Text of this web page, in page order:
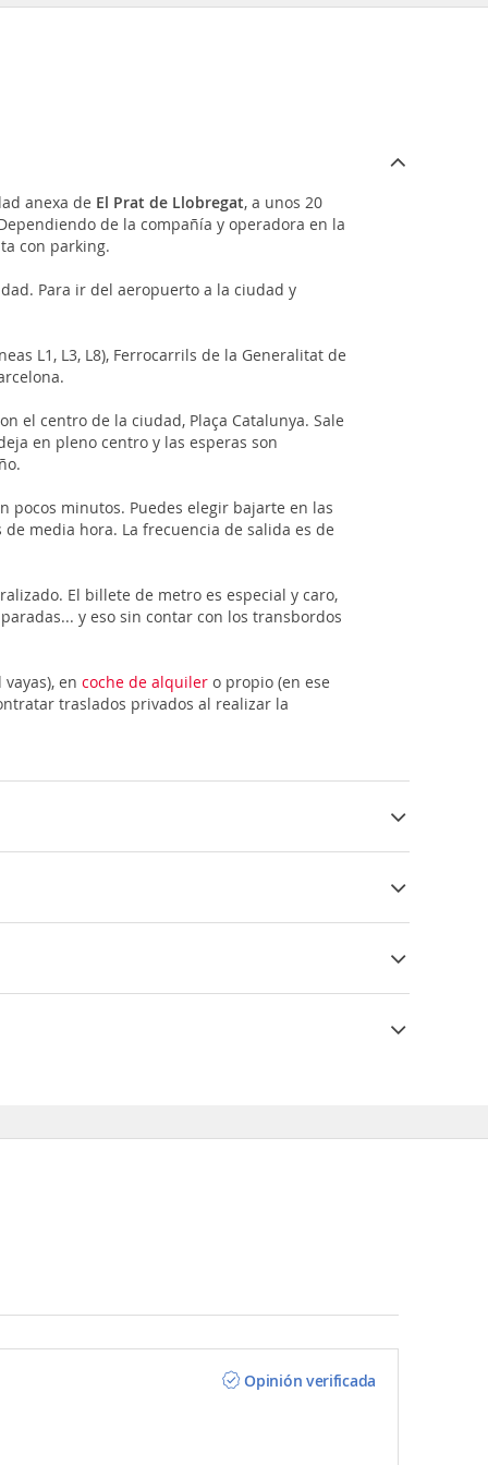
anexa de El Prat de Llobregat, a unos 20
de la compañía y operadora en la
con parking.
Para ir del aeropuerto a la ciudad y
L1, L3, L8), Ferrocarrils de la Generalitat de
el centro de la ciudad, Plaça Catalunya. Sale
en pleno centro y las esperas son
pocos minutos. Puedes elegir bajarte en las
media hora. La frecuencia de salida es de
El billete de metro es especial y caro,
y eso sin contar con los transbordos
en coche de alquiler o propio (en ese
traslados privados al realizar la
Opinión verificada